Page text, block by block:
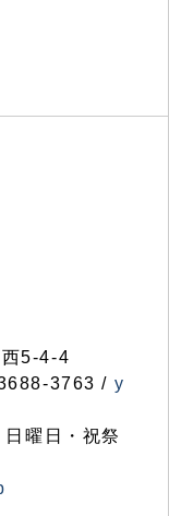
5-4-4
3763 / y
曜日・祝祭